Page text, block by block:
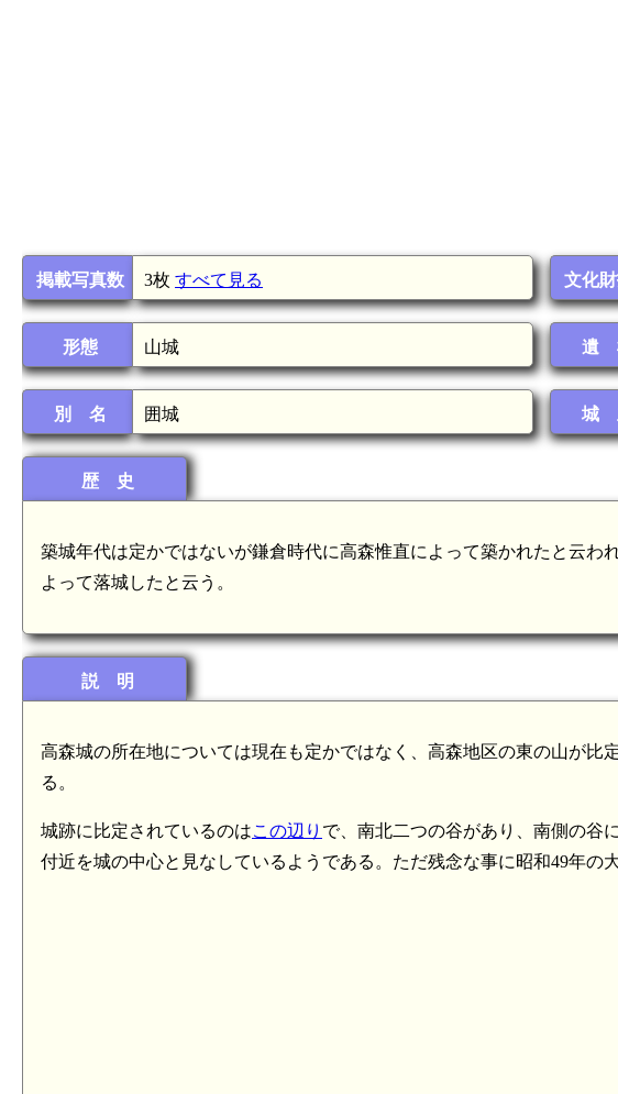
掲載写真数 3枚 すべて見る
形態 山城
別 名 囲城
文化
遺
城
歴 史
築城年代は定かではないが鎌倉時代に高森惟直によって築かれたと云わ
よって落城したと云う。
説 明
高森城の所在地については現在も定かではなく、高森地区の東の山が比
る。
城跡に比定されているのはこの辺り で、南北二つの谷があり、南側の谷
付近を城の中心と見なしているようである。ただ残念な事に昭和49年の